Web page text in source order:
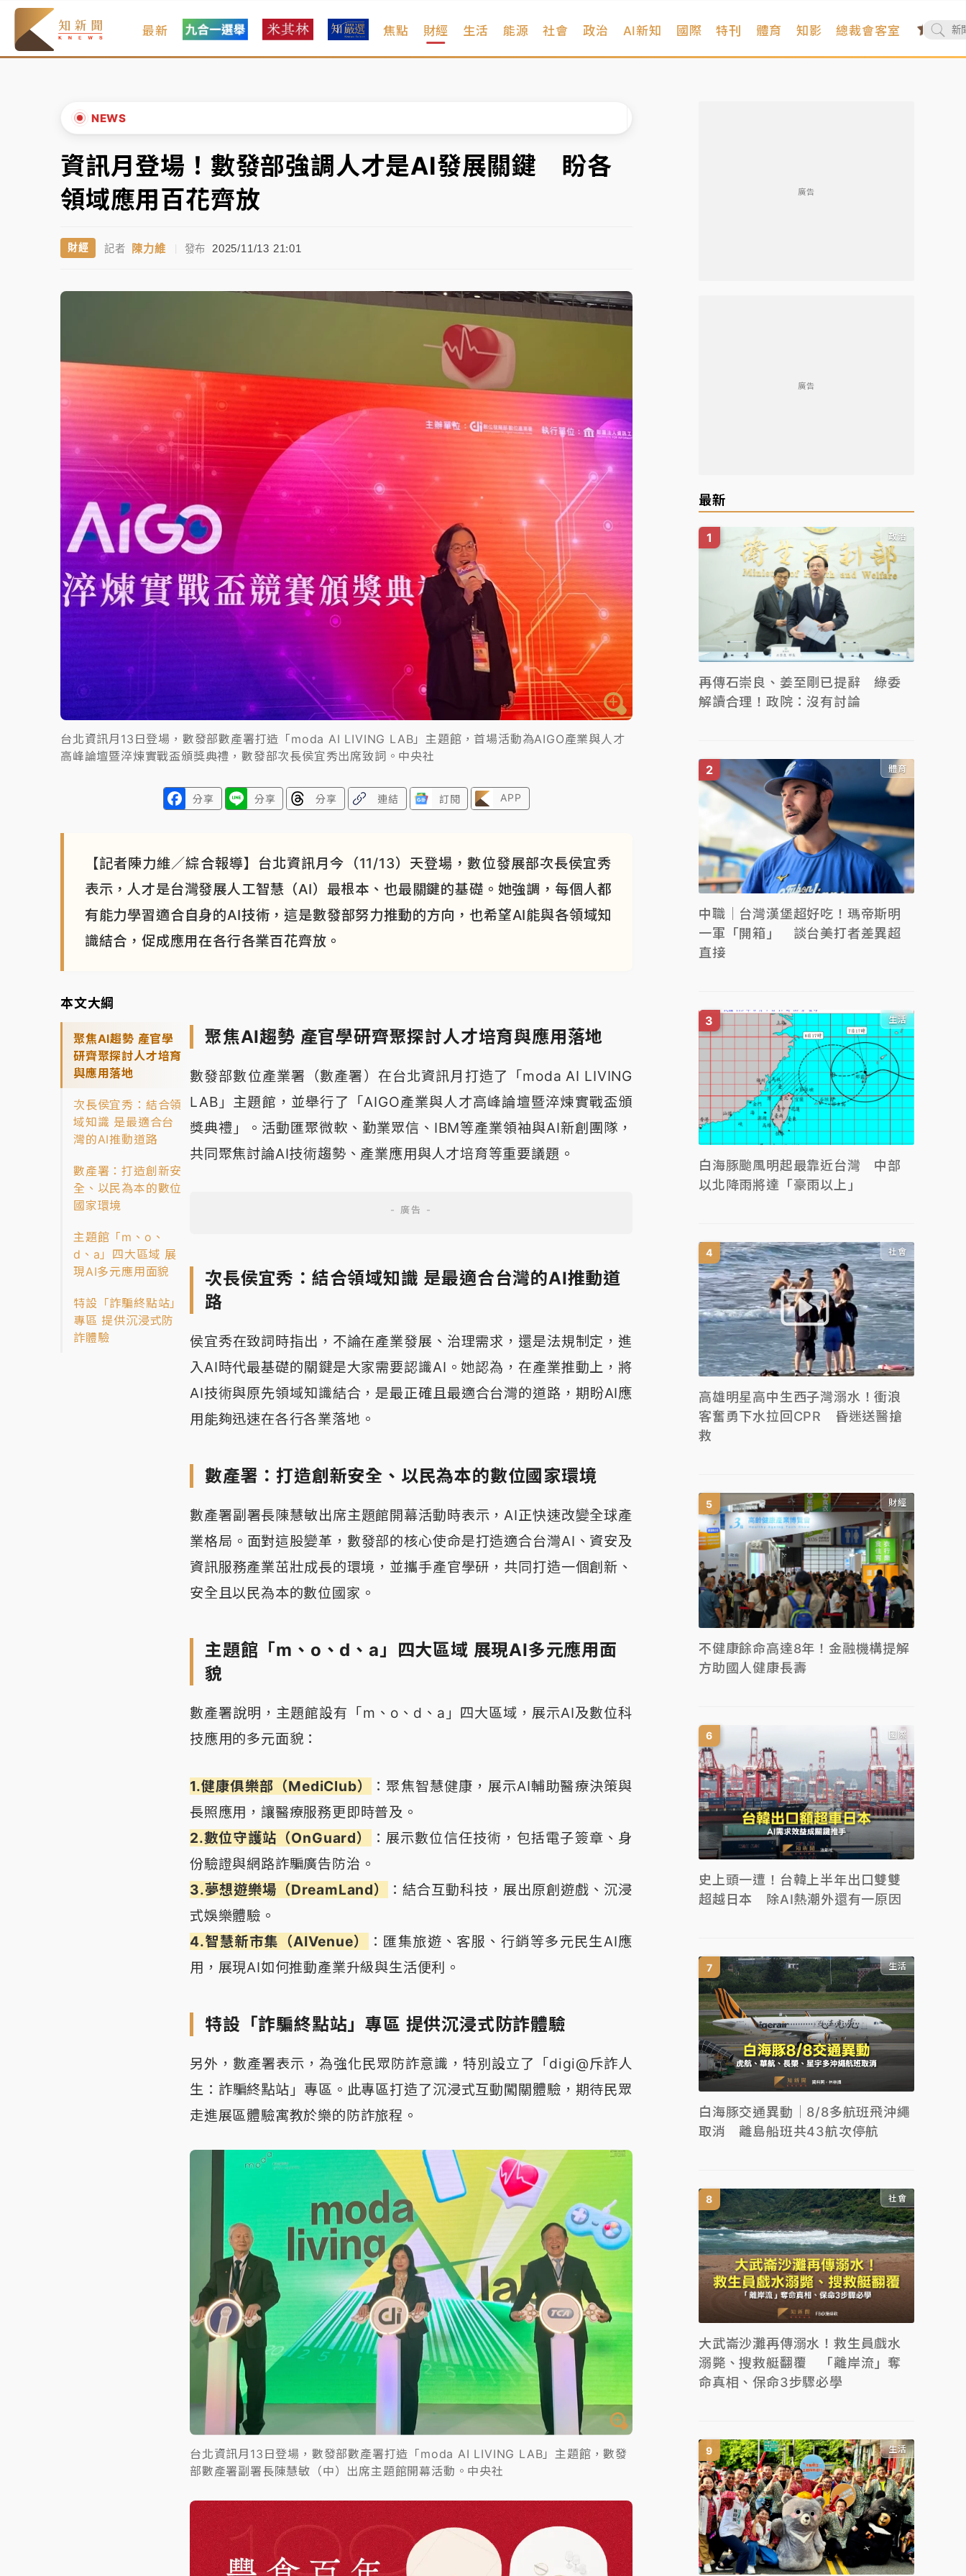
最新 焦點 財經 生活 能源 社會 政治 AI新知 國際 特刊 體育 知影 總裁會客室
NEWS
中信慈善基金會想增加董事人數！辜仲諒向法院聲請遭駁 理由曝光
故宮《龍藏經》特展第2檔！今線上預約開賣一度塞車 周六起展出延長至晚上7時
台東農業處長涉圖利渡假村！東檢抗告成功 今重開羈押庭
女律師陳昱瑄詐慈濟10億！黃金158kg遭查扣畫面曝光
故宮《龍藏經》特展第2檔！今線上預約開賣一度塞車 周六起展出延長至晚上7時
台東農業處長涉圖利渡假村！東檢抗告成功 今重開羈押庭
父親節泡湯了！中颱白海豚雨彈轟3天 「紅到發紫」降雨熱區曝
▲
▼
資訊月登場！數發部強調人才是AI發展關鍵 盼各
領域應用百花齊放
財經 記者 陳力維 | 發布 2025/11/13 21:01
台北資訊月13日登場，數發部數產署打造「moda AI LIVING LAB」主題館，首場活動為AIGO產業與人才
高峰論壇暨淬煉實戰盃頒獎典禮，數發部次長侯宜秀出席致詞。中央社
分享 分享 分享 連結 訂閱 APP
【記者陳力維／綜合報導】台北資訊月今（11/13）天登場，數位發展部次長侯宜秀
表示，人才是台灣發展人工智慧（AI）最根本、也最關鍵的基礎。她強調，每個人都
有能力學習適合自身的AI技術，這是數發部努力推動的方向，也希望AI能與各領域知
識結合，促成應用在各行各業百花齊放。
本文大綱
聚焦AI趨勢 產官學
研齊聚探討人才培育
與應用落地
次長侯宜秀：結合領
域知識 是最適合台
灣的AI推動道路
數產署：打造創新安
全、以民為本的數位
國家環境
主題館「m、o、
d、a」四大區域 展
現AI多元應用面貌
特設「詐騙終點站」
專區 提供沉浸式防
詐體驗
聚焦AI趨勢 產官學研齊聚探討人才培育與應用落地
數發部數位產業署（數產署）在台北資訊月打造了「moda AI LIVING
LAB」主題館，並舉行了「AIGO產業與人才高峰論壇暨淬煉實戰盃頒
獎典禮」。活動匯聚微軟、勤業眾信、IBM等產業領袖與AI新創團隊，
共同聚焦討論AI技術趨勢、產業應用與人才培育等重要議題。
次長侯宜秀：結合領域知識 是最適合台灣的AI推動道
路
侯宜秀在致詞時指出，不論在產業發展、治理需求，還是法規制定，進
入AI時代最基礎的關鍵是大家需要認識AI。她認為，在產業推動上，將
AI技術與原先領域知識結合，是最正確且最適合台灣的道路，期盼AI應
用能夠迅速在各行各業落地。
數產署：打造創新安全、以民為本的數位國家環境
數產署副署長陳慧敏出席主題館開幕活動時表示，AI正快速改變全球產
業格局。面對這股變革，數發部的核心使命是打造適合台灣AI、資安及
資訊服務產業茁壯成長的環境，並攜手產官學研，共同打造一個創新、
安全且以民為本的數位國家。
主題館「m、o、d、a」四大區域 展現AI多元應用面
貌
數產署說明，主題館設有「m、o、d、a」四大區域，展示AI及數位科
技應用的多元面貌：
1.健康俱樂部（MediClub）
：聚焦智慧健康，展示AI輔助醫療決策與
長照應用，讓醫療服務更即時普及。
2.數位守護站（OnGuard）
：展示數位信任技術，包括電子簽章、身
份驗證與網路詐騙廣告防治。
3.夢想遊樂場（DreamLand）
：結合互動科技，展出原創遊戲、沉浸
式娛樂體驗。
4.智慧新市集（AIVenue）
：匯集旅遊、客服、行銷等多元民生AI應
用，展現AI如何推動產業升級與生活便利。
特設「詐騙終點站」專區 提供沉浸式防詐體驗
另外，數產署表示，為強化民眾防詐意識，特別設立了「digi@斥詐人
生：詐騙終點站」專區。此專區打造了沉浸式互動闖關體驗，期待民眾
走進展區體驗寓教於樂的防詐旅程。
台北資訊月13日登場，數發部數產署打造「moda AI LIVING LAB」主題館，數發
部數產署副署長陳慧敏（中）出席主題館開幕活動。中央社
廣告
廣告
最新
政治
再傳石崇良、姜至剛已提辭 綠委
解讀合理！政院：沒有討論
體育
中職｜台灣漢堡超好吃！瑪帝斯明
一軍「開箱」 談台美打者差異超
直接
生活
白海豚颱風明起最靠近台灣 中部
以北降雨將達「豪雨以上」
社會
高雄明星高中生西子灣溺水！衝浪
客奮勇下水拉回CPR 昏迷送醫搶
救
財經
不健康餘命高達8年！金融機構提解
方助國人健康長壽
國際
史上頭一遭！台韓上半年出口雙雙
超越日本 除AI熱潮外還有一原因
生活
白海豚交通異動｜8/8多航班飛沖繩
取消 離島船班共43航次停航
社會
大武崙沙灘再傳溺水！救生員戲水
溺斃、搜救艇翻覆 「離岸流」奪
命真相、保命3步驟必學
生活